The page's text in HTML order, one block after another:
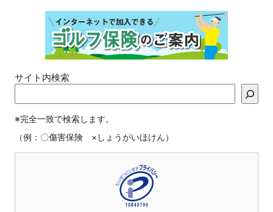
サイト内検索
※完全一致で検索します。
（例：〇傷害保険 ×しょうがいほけん）